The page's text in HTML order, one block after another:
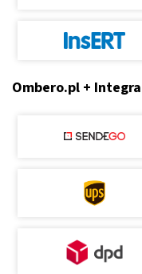
Ombero.pl +